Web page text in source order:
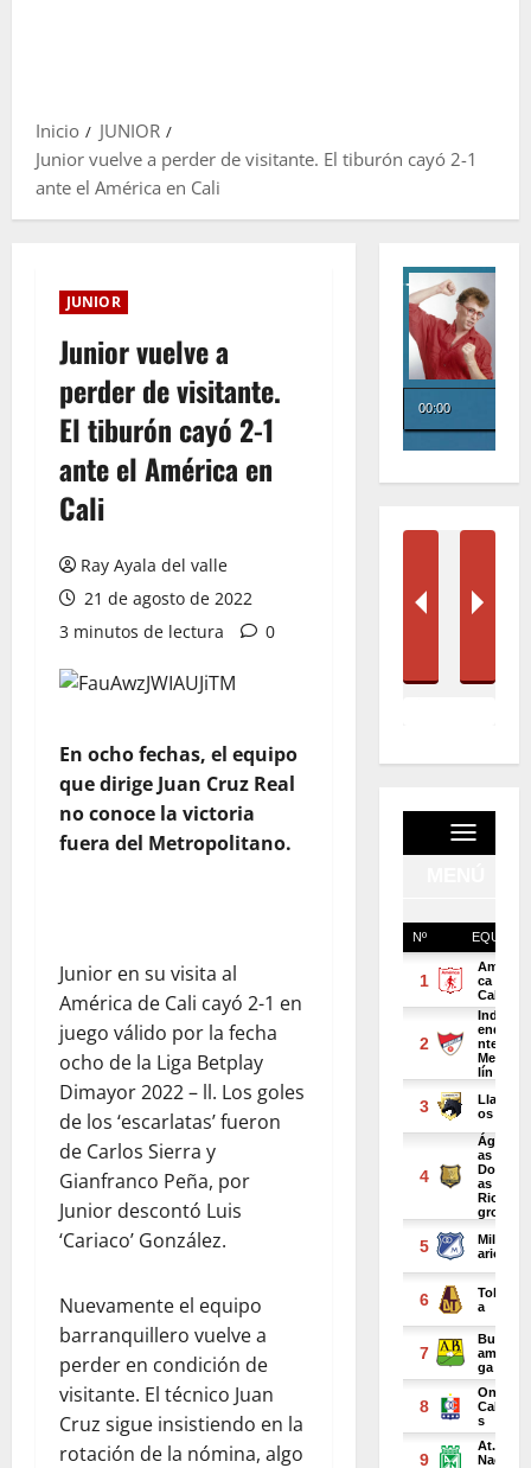
Inicio
JUNIOR
Junior vuelve a perder de visitante. El tiburón cayó 2-1
ante el América en Cali
JUNIOR
Junior vuelve a
perder de visitante.
El tiburón cayó 2-1
ante el América en
Cali
Ray Ayala del valle
21 de agosto de 2022
3 minutos de lectura
0
En ocho fechas, el equipo
que dirige Juan Cruz Real
no conoce la victoria
fuera del Metropolitano.
Junior en su visita al
América de Cali cayó 2-1 en
juego válido por la fecha
ocho de la Liga Betplay
Dimayor 2022 – ll. Los goles
de los ‘escarlatas’ fueron
de Carlos Sierra y
Gianfranco Peña, por
Junior descontó Luis
‘Cariaco’ González.
Nuevamente el equipo
barranquillero vuelve a
perder en condición de
visitante. El técnico Juan
Cruz sigue insistiendo en la
rotación de la nómina, algo